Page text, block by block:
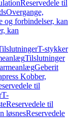
Reservedele til
Overgange,
og forbindelser, kan
kan
T-stykker
Tilslutninger
Geberit
Kobber,
til
T-
Reservedele til
løsnesReservedele